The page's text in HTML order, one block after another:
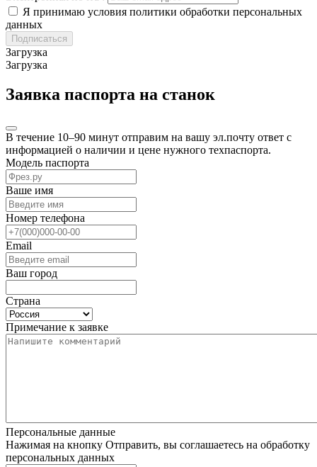
Я принимаю условия политики обработки персональных
данных
Подписаться
Загрузка
Загрузка
Заявка паспорта на станок
В течение 10–90 минут отправим на вашу эл.почту ответ с
информацией о наличии и цене нужного техпаспорта.
Модель паспорта
Ваше имя
Номер телефона
Email
Ваш город
Страна
Примечание к заявке
Персональные данные
Нажимая на кнопку Отправить, вы соглашаетесь на обработку
персональных данных